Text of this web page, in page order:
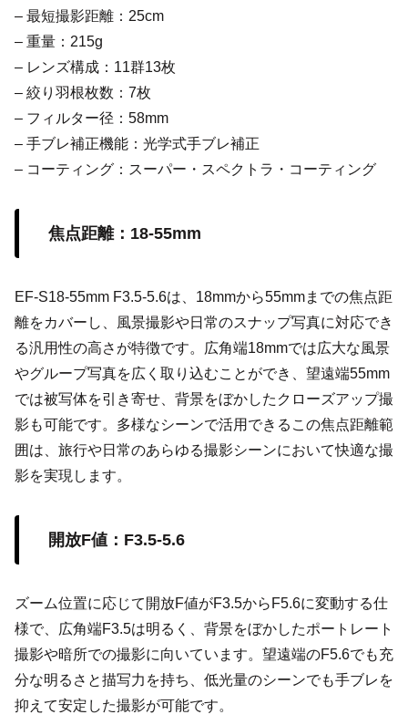
– 最短撮影距離：25cm
– 重量：215g
– レンズ構成：11群13枚
– 絞り羽根枚数：7枚
– フィルター径：58mm
– 手ブレ補正機能：光学式手ブレ補正
– コーティング：スーパー・スペクトラ・コーティング
焦点距離：18-55mm
EF-S18-55mm F3.5-5.6は、18mmから55mmまでの焦点距
離をカバーし、風景撮影や日常のスナップ写真に対応でき
る汎用性の高さが特徴です。広角端18mmでは広大な風景
やグループ写真を広く取り込むことができ、望遠端55mm
では被写体を引き寄せ、背景をぼかしたクローズアップ撮
影も可能です。多様なシーンで活用できるこの焦点距離範
囲は、旅行や日常のあらゆる撮影シーンにおいて快適な撮
影を実現します。
開放F値：F3.5-5.6
ズーム位置に応じて開放F値がF3.5からF5.6に変動する仕
様で、広角端F3.5は明るく、背景をぼかしたポートレート
撮影や暗所での撮影に向いています。望遠端のF5.6でも充
分な明るさと描写力を持ち、低光量のシーンでも手ブレを
抑えて安定した撮影が可能です。